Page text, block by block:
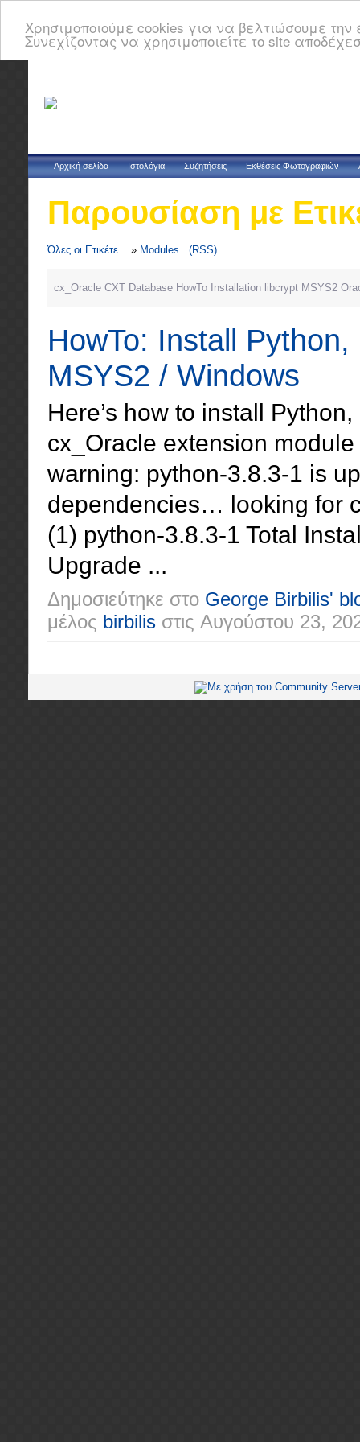
Χρησιμοποιούμε cookies για να βελτιώσουμε
Συνεχίζοντας να χρησιμοποιείτε το site
Αρχική σελίδα Ιστολόγια Συζητήσεις Εκθέσεις Φωτογραφιών
Παρουσίαση με
Όλες οι Ετικέτε... » Modules (RSS)
cx_Oracle CXT Database HowTo Installation libcrypt MSYS2
HowTo: Install
MSYS2 / Windows
Here’s how to install
cx_Oracle extension
warning: python-3.8.3-1 is
dependencies… looking for
(1) python-3.8.3-1 Total
Upgrade ...
Δημοσιεύτηκε στο George Birbilis'
μέλος birbilis στις Αυγούστου 23,